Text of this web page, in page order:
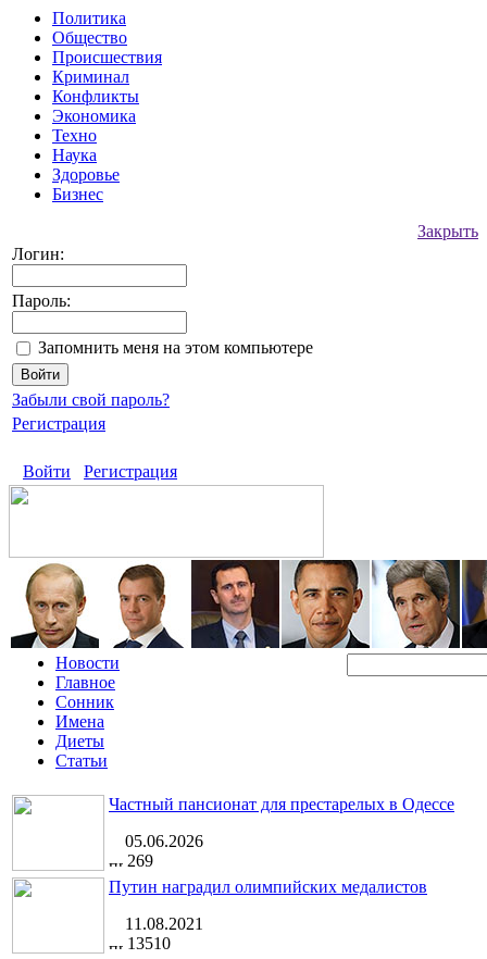
Политика
Общество
Происшествия
Криминал
Конфликты
Экономика
Техно
Наука
Здоровье
Бизнес
Закрыть
Логин:
Пароль:
Запомнить меня на этом компьютере
Забыли свой пароль?
Регистрация
Войти Регистрация
Новости
Главное
Сонник
Имена
Диеты
Статьи
Частный пансионат для престарелых в Одессе
05.06.2026
269
Путин наградил олимпийских медалистов
11.08.2021
13510